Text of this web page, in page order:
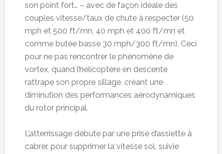
son point fort… – avec de façon idéale des
couples vitesse/taux de chute à respecter (50
mph et 500 ft/mn, 40 mph et 400 ft/mn et
comme butée basse 30 mph/300 ft/mn). Ceci
pour ne pas rencontrer le phénomène de
vortex, quand l’hélicoptère en descente
rattrape son propre sillage, créant une
diminution des performances aérodynamiques
du rotor principal.
L’atterrissage débute par une prise d’assiette à
cabrer, pour supprimer la vitesse sol, suivie